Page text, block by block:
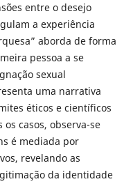
entre o desejo
a experiência
aborda de forma
pessoa a se
sexual
uma narrativa
éticos e científicos
casos, observa-se
é mediada por
revelando as
da identidade